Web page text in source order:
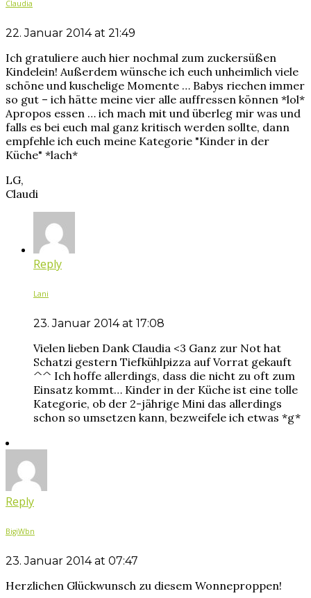
Claudia
22. Januar 2014 at 21:49
Ich gratuliere auch hier nochmal zum zuckersüßen
Kindelein! Außerdem wünsche ich euch unheimlich viele
schöne und kuschelige Momente … Babys riechen immer
so gut – ich hätte meine vier alle auffressen können *lol*
Apropos essen … ich mach mit und überleg mir was und
falls es bei euch mal ganz kritisch werden sollte, dann
empfehle ich euch meine Kategorie "Kinder in der
Küche" *lach*
LG,
Claudi
Reply
Lani
23. Januar 2014 at 17:08
Vielen lieben Dank Claudia <3 Ganz zur Not hat
Schatzi gestern Tiefkühlpizza auf Vorrat gekauft
^^ Ich hoffe allerdings, dass die nicht zu oft zum
Einsatz kommt… Kinder in der Küche ist eine tolle
Kategorie, ob der 2-jährige Mini das allerdings
schon so umsetzen kann, bezweifele ich etwas *g*
Reply
BigiWbn
23. Januar 2014 at 07:47
Herzlichen Glückwunsch zu diesem Wonneproppen!